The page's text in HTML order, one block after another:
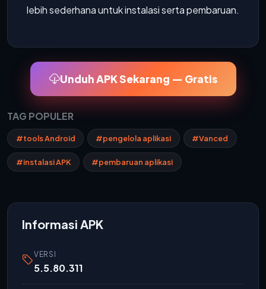
lebih sederhana untuk instalasi serta pembaruan.
Unduh APK Sekarang — Gratis
TAG POPULER
#tools Android #pengelola aplikasi #Vanced
#instalasi APK #pembaruan aplikasi
Informasi APK
VERSI
5.5.80.311